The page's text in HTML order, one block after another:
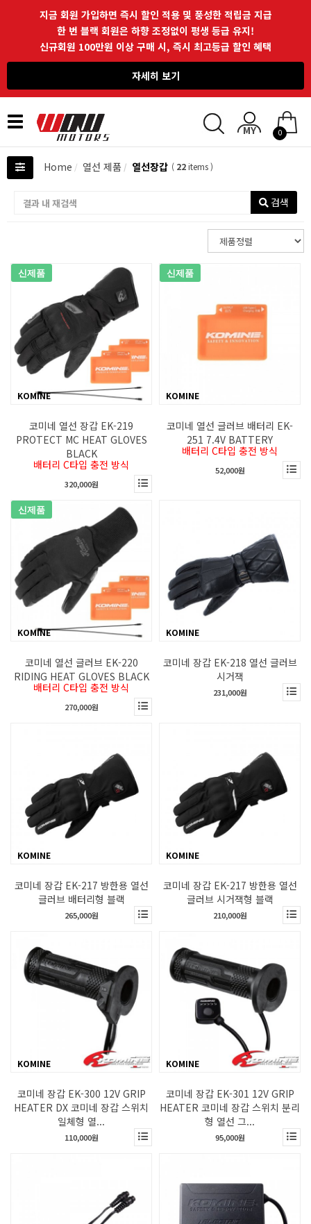
지금 회원 가입하면 즉시 할인 적용 및 풍성한 적립금 지급
한 번 블랙 회원은 하향 조정없이 평생 등급 유지!
신규회원 100만원 이상 구매 시, 즉시 최고등급 할인 혜택
자세히 보기
Toggle
navigation
0
Home 열선 제품 열선장갑 ( 22items )
검색
신제품
KOMINE
코미네 열선 장갑 EK-219
PROTECT MC HEAT GLOVES
BLACK
배터리 C타입 충전 방식
320,000원
신제품
KOMINE
코미네 열선 글러브 배터리 EK-
251 7.4V BATTERY
배터리 C타입 충전 방식
52,000원
신제품
KOMINE
코미네 열선 글러브 EK-220
RIDING HEAT GLOVES BLACK
배터리 C타입 충전 방식
270,000원
KOMINE
코미네 장갑 EK-218 열선 글러브
시거잭
231,000원
KOMINE
코미네 장갑 EK-217 방한용 열선
글러브 배터리형 블랙
265,000원
KOMINE
코미네 장갑 EK-217 방한용 열선
글러브 시거잭형 블랙
210,000원
KOMINE
코미네 장갑 EK-300 12V GRIP
HEATER DX 코미네 장갑 스위치
일체형 열...
110,000원
KOMINE
코미네 장갑 EK-301 12V GRIP
HEATER 코미네 장갑 스위치 분리
형 열선 그...
95,000원